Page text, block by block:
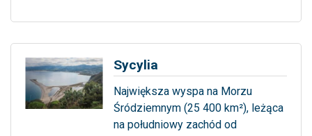
Sycylia
Największa wyspa na Morzu
Śródziemnym (25 400 km²), leżąca
na południowy zachód od